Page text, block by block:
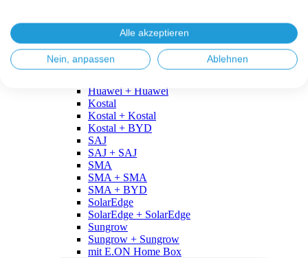
Fronius + BYD
GoodWe
GoodWe + GoodWe
GoodWe + BYD
Huawei + Huawei
Kostal
Kostal + Kostal
Kostal + BYD
SAJ
SAJ + SAJ
SMA
SMA + SMA
SMA + BYD
SolarEdge
SolarEdge + SolarEdge
Sungrow
Sungrow + Sungrow
mit E.ON Home Box
Alle akzeptieren
Nein, anpassen Ablehnen